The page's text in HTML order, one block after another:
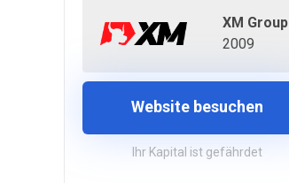
XM Group
2009
Website besuchen
Ihr Kapital ist gefährdet